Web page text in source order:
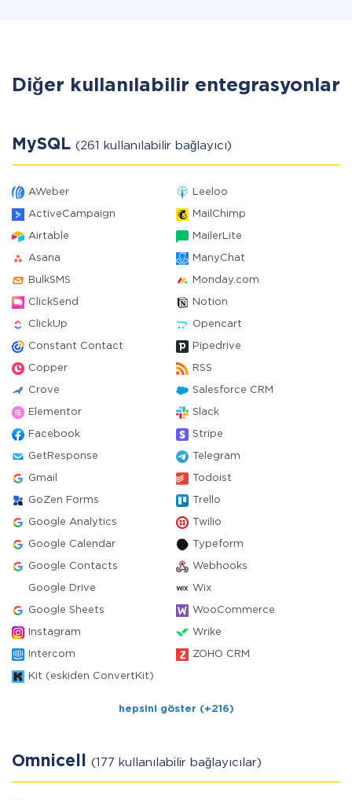
Diğer kullanılabilir entegrasyonlar
MySQL (261 kullanılabilir bağlayıcı)
AWeber Leeloo
ActiveCampaign MailChimp
Airtable MailerLite
Asana ManyChat
BulkSMS Monday.com
ClickSend Notion
ClickUp Opencart
Constant Contact Pipedrive
Copper RSS
Crove Salesforce CRM
Elementor Slack
Facebook Stripe
GetResponse Telegram
Gmail Todoist
GoZen Forms Trello
Google Analytics Twilio
Google Calendar Typeform
Google Contacts Webhooks
Google Drive Wix
Google Sheets WooCommerce
Instagram Wrike
Intercom ZOHO CRM
Kit (eskiden ConvertKit)
hepsini göster (+216)
Omnicell (177 kullanılabilir bağlayıcılar)